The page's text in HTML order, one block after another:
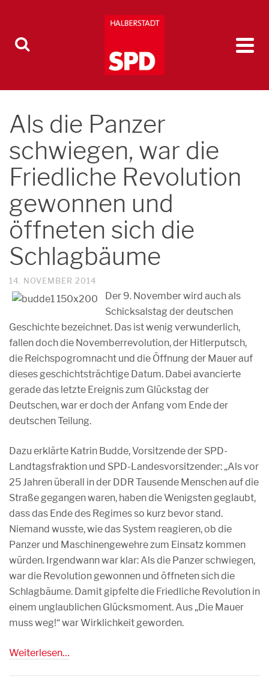
Als die Panzer
schwiegen, war die
Friedliche Revolution
gewonnen und
öffneten sich die
Schlagbäume
14. NOVEMBER 2014
Der 9. November wird auch als
Schicksalstag der deutschen
Geschichte bezeichnet. Das ist wenig verwunderlich,
fallen doch die Novemberrevolution, der Hitlerputsch,
die Reichspogromnacht und die Öffnung der Mauer auf
dieses geschichtsträchtige Datum. Dabei avancierte
gerade das letzte Ereignis zum Glückstag der
Deutschen, war er doch der Anfang vom Ende der
deutschen Teilung.
Dazu erklärte Katrin Budde, Vorsitzende der SPD-
Landtagsfraktion und SPD-Landesvorsitzender: „Als vor
25 Jahren überall in der DDR Tausende Menschen auf die
Straße gegangen waren, haben die Wenigsten geglaubt,
dass das Ende des Regimes so kurz bevor stand.
Niemand wusste, wie das System reagieren, ob die
Panzer und Maschinengewehre zum Einsatz kommen
würden. Irgendwann war klar: Als die Panzer schwiegen,
war die Revolution gewonnen und öffneten sich die
Schlagbäume. Damit gipfelte die Friedliche Revolution in
einem unglaublichen Glücksmoment. Aus „Die Mauer
muss weg!“ war Wirklichkeit geworden.
Weiterlesen…